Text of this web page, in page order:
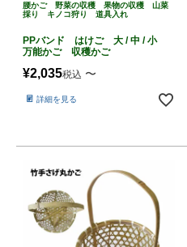
腰かご 野菜の収穫 果物の収穫 山菜
採り キノコ狩り 道具入れ
PPバンド はけご 大 / 中 / 小
万能かご 収穫かご
¥2,035税込 〜
詳細を見る